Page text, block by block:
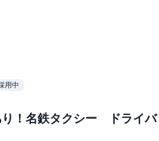
用中
！名鉄タクシー ドライバ